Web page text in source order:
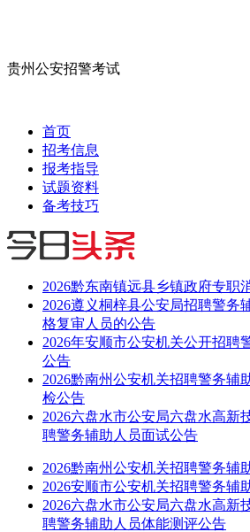
贵州公安招警考试
首页
招考信息
报考指导
试题资料
备考技巧
2026黔东南镇远县乡镇政府专职
2026遵义桐梓县公安局招聘警务
格复审人员的公告
2026年安顺市公安机关公开招聘
公告
2026黔南州公安机关招聘警务辅
检公告
2026六盘水市公安局六盘水高新
聘警务辅助人员面试公告
2026黔南州公安机关招聘警务辅
2026安顺市公安机关招聘警务辅
2026六盘水市公安局六盘水高新
聘警务辅助人员体能测评公告